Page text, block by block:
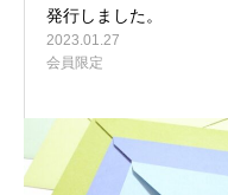
発行しました。
2023.01.27
会員限定